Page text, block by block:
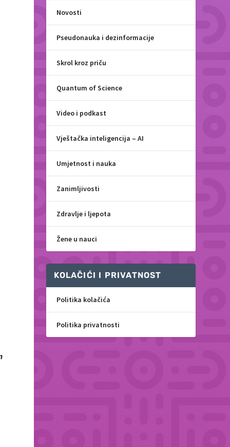
Novosti
Pseudonauka i dezinformacije
Skrol kroz priču
Quantum of Science
Video i podkast
Vještačka inteligencija – AI
Umjetnost i nauka
Zanimljivosti
Zdravlje i ljepota
Žene u nauci
KOLAČIĆI I PRIVATNOST
Politika kolačića
Politika privatnosti